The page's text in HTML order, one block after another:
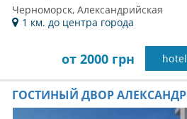
Черноморск, Александрийская
1 км. до центра города
от 2000 грн
ГОСТИНЫЙ ДВОР